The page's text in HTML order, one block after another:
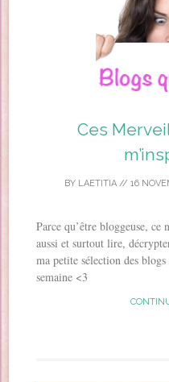
Ces
BY LAETITIA // 16
Parce qu’être bloggeuse, ce
aussi et surtout lire,
ma petite sélection des
semaine <3